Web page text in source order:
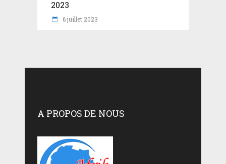
2023
6 juillet 2023
A PROPOS DE NOUS